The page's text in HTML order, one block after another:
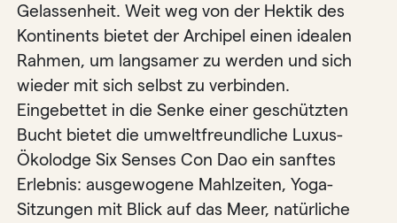
Gelassenheit. Weit weg von der Hektik des
Kontinents bietet der Archipel einen idealen
Rahmen, um langsamer zu werden und sich
wieder mit sich selbst zu verbinden.
Eingebettet in die Senke einer geschützten
Bucht bietet die umweltfreundliche Luxus-
Ökolodge Six Senses Con Dao ein sanftes
Erlebnis: ausgewogene Mahlzeiten, Yoga-
Sitzungen mit Blick auf das Meer, natürliche